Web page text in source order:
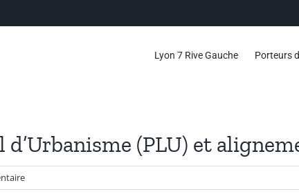
Lyon 7 Rive Gauche Porteurs
d’Urbanisme (PLU) et